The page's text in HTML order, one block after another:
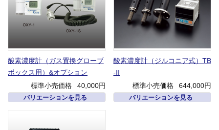
酸素濃度計（ガス置換グローブ
ボックス用）&オプション
標準小売価格
40,000円
バリエーションを見る
酸素濃度計（ジルコニア式）TB
-II
標準小売価格
644,000円
バリエーションを見る